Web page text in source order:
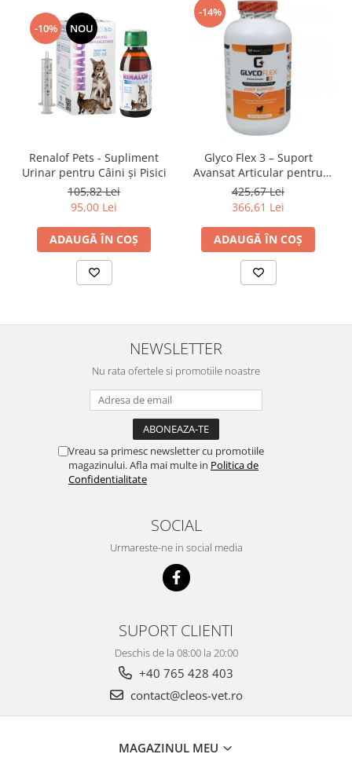
-10% NOU
Renalof Pets - Supliment
Urinar pentru Câini și Pisici
105,82 Lei
95,00 Lei
ADAUGĂ ÎN COȘ
-14%
Glyco Flex 3 – Suport
Avansat Articular pentru
Câini
425,67 Lei
366,61 Lei
ADAUGĂ ÎN COȘ
NEWSLETTER
Nu rata ofertele si promotiile noastre
Vreau sa primesc newsletter cu promotiile
magazinului. Afla mai multe in Politica de
Confidentialitate
SOCIAL
Urmareste-ne in social media
SUPORT CLIENTI
Deschis de la 08:00 la 20:00
+40 765 428 403
contact@cleos-vet.ro
MAGAZINUL MEU